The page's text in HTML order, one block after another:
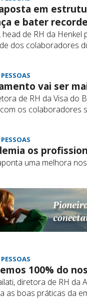
em
e bater
head de RH da
dos colaboradores
vai ser
de RH da Visa do
os colaboradores
os
uma melhora
100% do
diretora de RH da
as boas práticas da